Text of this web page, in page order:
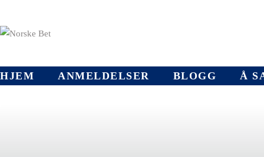
HJEM ANMELDELSER BLOGG Å